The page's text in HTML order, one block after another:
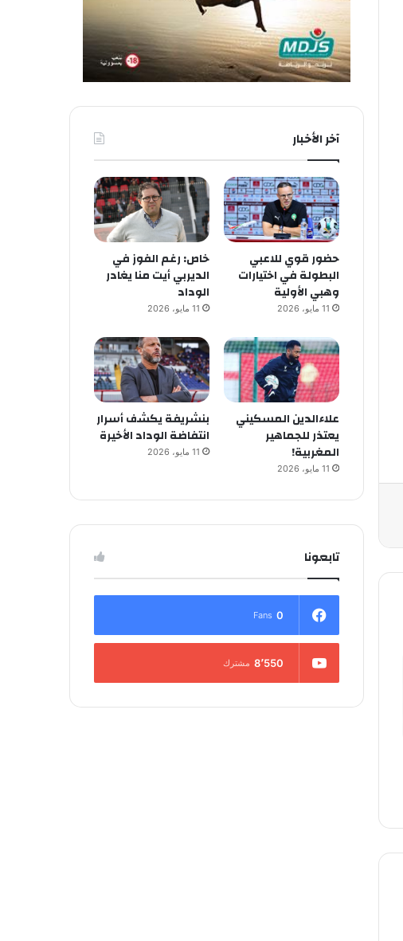
آخر الأخبار
حضور قوي للاعبي
البطولة في اختيارات
وهبي الأولية
11 مايو، 2026
خاص: رغم الفوز في
الديربي أيت منا يغادر
الوداد
11 مايو، 2026
علاءالدين المسكيني
يعتذر للجماهير
المغربية!
11 مايو، 2026
بنشريفة يكشف أسرار
انتفاضة الوداد الأخيرة
11 مايو، 2026
تابعونا
0
Fans
8٬550 مشترك